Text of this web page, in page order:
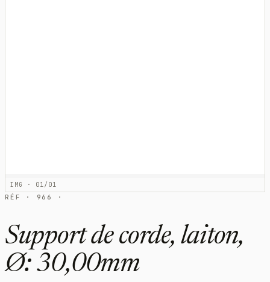
IMG · 01/01
RÉF · 966 ·
Support de corde, laiton,
Ø: 30,00mm